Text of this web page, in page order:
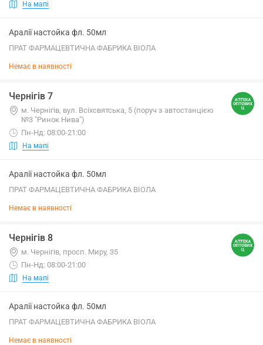
На мапі
Аралії настойка фл. 50мл
ПРАТ ФАРМАЦЕВТИЧНА ФАБРИКА ВІОЛА
Немає в наявності
Чернігів 7
м. Чернігів, вул. Всіхсвятська, 5 (поруч з автостанцією
№3 "Ринок Нива")
Пн-Нд: 08:00-21:00
На мапі
Аралії настойка фл. 50мл
ПРАТ ФАРМАЦЕВТИЧНА ФАБРИКА ВІОЛА
Немає в наявності
Чернігів 8
м. Чернігів, просп. Миру, 35
Пн-Нд: 08:00-21:00
На мапі
Аралії настойка фл. 50мл
ПРАТ ФАРМАЦЕВТИЧНА ФАБРИКА ВІОЛА
Немає в наявності